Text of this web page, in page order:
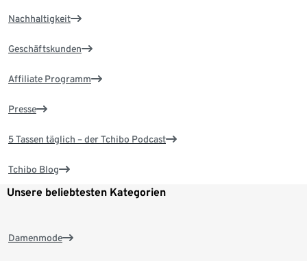
Nachhaltigkeit
Geschäftskunden
Affiliate Programm
Presse
5 Tassen täglich – der Tchibo Podcast
Tchibo Blog
Unsere beliebtesten Kategorien
Damenmode